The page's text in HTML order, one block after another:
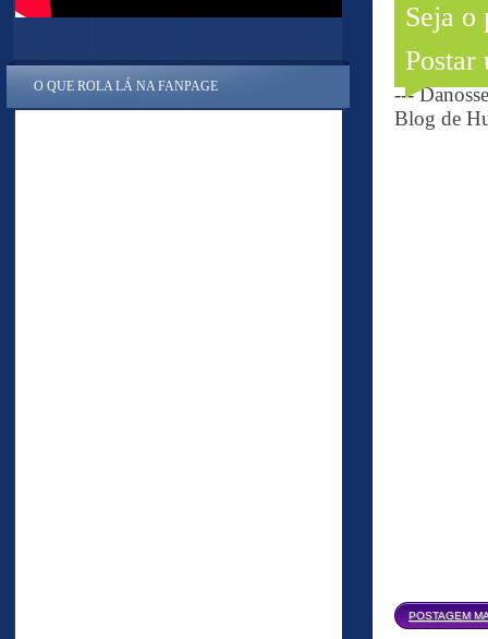
Seja o
Postar
---
Blog de
POSTAGEM
O QUE ROLA LÁ NA FANPAGE